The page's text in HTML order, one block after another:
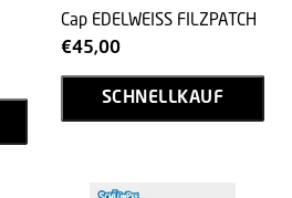
Cap EDELWEISS FILZPATCH
€45,00
SCHNELLKAUF